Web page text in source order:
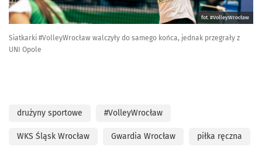
fot. #VolleyWrocław
Siatkarki #VolleyWrocław walczyły do samego końca, jednak przegrały z
UNI Opole
drużyny sportowe #VolleyWrocław
WKS Śląsk Wrocław Gwardia Wrocław piłka ręczna